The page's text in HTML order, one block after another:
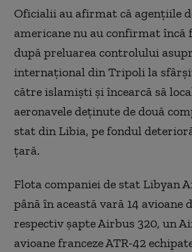
Oficialii au afirmat că agenţiile
americane nu au confirmat încă
după preluarea controlului
internaţional din Tripoli la
către islamişti şi încearcă să
aeronavele deţinute de două
stat din Libia, pe fondul
ţară.
Flota companiei de stat Libyan
până în această vară 14 avioane
respectiv şapte Airbus 320, un
avioane franceze ATR-42